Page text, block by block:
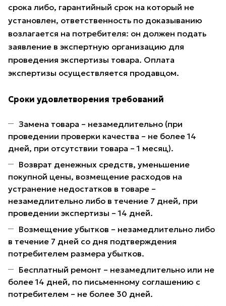
срока либо, гарантийный срок на который не
установлен, ответственность по доказыванию
возлагается на потребителя: он должен подать
заявление в экспертную организацию для
проведения экспертизы товара. Оплата
экспертизы осуществляется продавцом.
Сроки удовлетворения требований
Замена товара – незамедлительно (при
проведении проверки качества – не более 14
дней, при отсутствии товара – 1 месяц).
Возврат денежных средств, уменьшение
покупной цены, возмещение расходов на
устранение недостатков в товаре –
незамедлительно либо в течение 7 дней, при
проведении экспертизы – 14 дней.
Возмещение убытков – незамедлительно либо
в течение 7 дней со дня подтверждения
потребителем размера убытков.
Бесплатный ремонт – незамедлительно или не
более 14 дней, по письменному соглашению с
потребителем – не более 30 дней.